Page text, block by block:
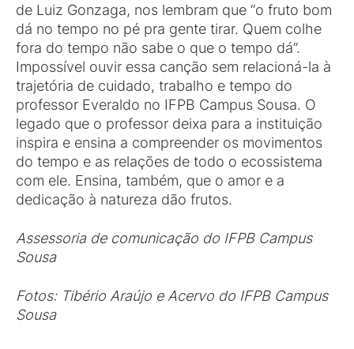
de Luiz Gonzaga, nos lembram que “o fruto bom
dá no tempo no pé pra gente tirar. Quem colhe
fora do tempo não sabe o que o tempo dá”.
Impossível ouvir essa canção sem relacioná-la à
trajetória de cuidado, trabalho e tempo do
professor Everaldo no IFPB Campus Sousa. O
legado que o professor deixa para a instituição
inspira e ensina a compreender os movimentos
do tempo e as relações de todo o ecossistema
com ele. Ensina, também, que o amor e a
dedicação à natureza dão frutos.
Assessoria de comunicação do IFPB Campus
Sousa
Fotos: Tibério Araújo e Acervo do IFPB Campus
Sousa